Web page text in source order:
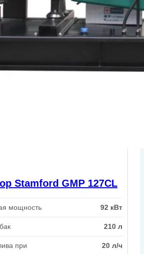
Stamford GMP 127CL
мощность 92 кВт
210 л
при
20 л/ч